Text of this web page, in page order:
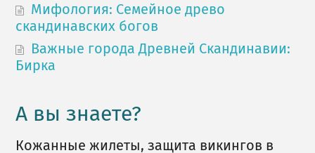
Мифология: Семейное древо
скандинавских богов
Важные города Древней Скандинавии:
Бирка
А вы знаете?
Кожанные жилеты, защита викингов в